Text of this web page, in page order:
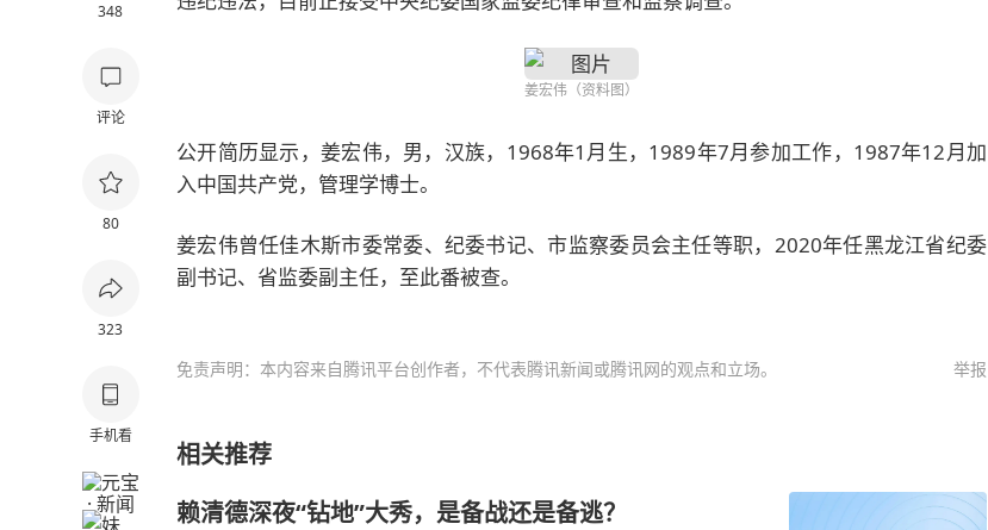
348
评论
80
323
手机看
姜宏伟（资料图）
公开简历显示，姜宏伟，男，汉族，1968年1月生，1989年7月参加工作，1987年12月加
入中国共产党，管理学博士。
姜宏伟曾任佳木斯市委常委、纪委书记、市监察委员会主任等职，2020年任黑龙江省纪委
副书记、省监委副主任，至此番被查。
免责声明：本内容来自腾讯平台创作者，不代表腾讯新闻或腾讯网的观点和立场。 举报
相关推荐
赖清德深夜“钻地”大秀，是备战还是备逃？